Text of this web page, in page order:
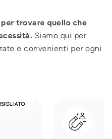
trovare quello che
Siamo qui per
e convenienti per ogni